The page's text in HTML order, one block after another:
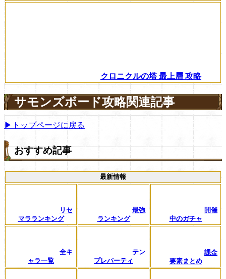
クロニクルの塔 最上層 攻略
サモンズボード攻略関連記事
▶トップページに戻る
おすすめ記事
最新情報
リセ
マラランキング
最強
ランキング
開催
中のガチャ
全キ
ャラ一覧
テン
プレパーティ
課金
要素まとめ